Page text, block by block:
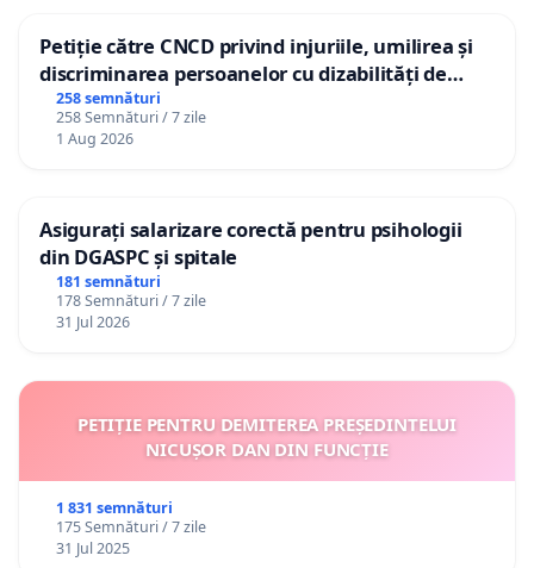
Petiție către CNCD privind injuriile, umilirea și
discriminarea persoanelor cu dizabilități de
către utilizatorul TikTok „Gorici”
258 semnături
258 Semnături / 7 zile
1 Aug 2026
Asigurați salarizare corectă pentru psihologii
din DGASPC și spitale
181 semnături
178 Semnături / 7 zile
31 Jul 2026
PETIȚIE PENTRU DEMITEREA PREȘEDINTELUI
NICUȘOR DAN DIN FUNCȚIE
1 831 semnături
175 Semnături / 7 zile
31 Jul 2025